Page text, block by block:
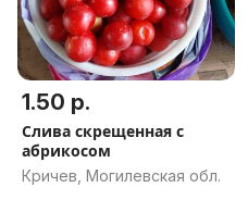
1.50 р.
Слива скрещенная с
абрикосом
Кричев, Могилевская обл.